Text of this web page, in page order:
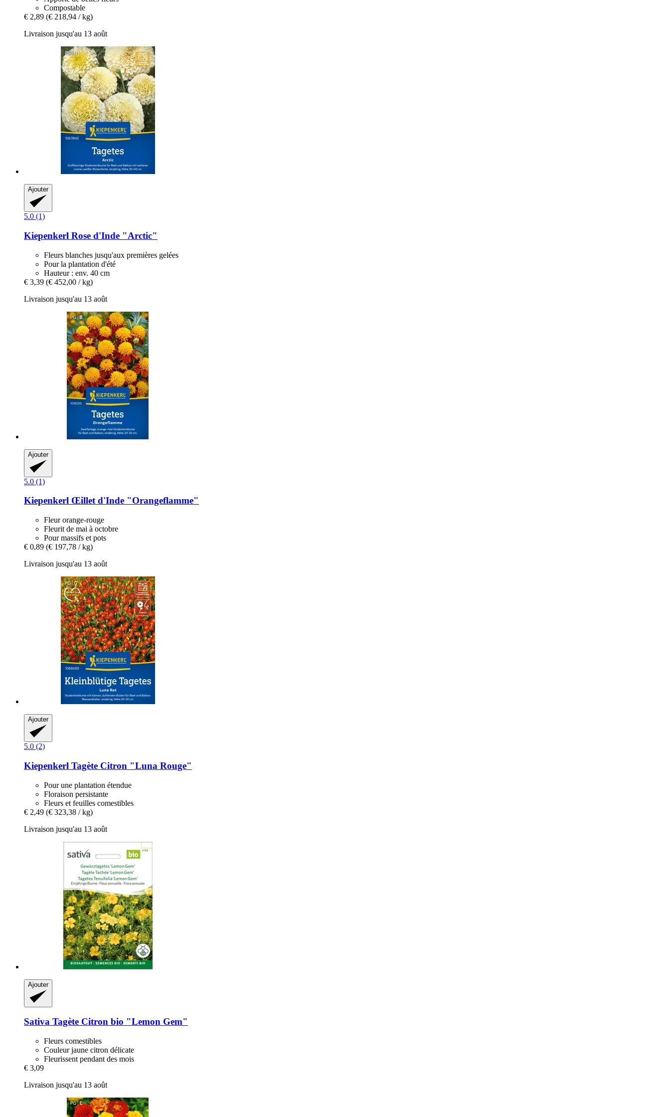
Compostable
€ 2,89 (€ 218,94 / kg)
Livraison jusqu'au 13 août
Ajouter
5.0 (1)
Kiepenkerl Rose d'Inde "Arctic"
Fleurs blanches jusqu'aux premières gelées
Pour la plantation d'été
Hauteur : env. 40 cm
€ 3,39 (€ 452,00 / kg)
Livraison jusqu'au 13 août
Ajouter
5.0 (1)
Kiepenkerl Œillet d'Inde "Orangeflamme"
Fleur orange-rouge
Fleurit de mai à octobre
Pour massifs et pots
€ 0,89 (€ 197,78 / kg)
Livraison jusqu'au 13 août
Ajouter
5.0 (2)
Kiepenkerl Tagète Citron "Luna Rouge"
Pour une plantation étendue
Floraison persistante
Fleurs et feuilles comestibles
€ 2,49 (€ 323,38 / kg)
Livraison jusqu'au 13 août
Ajouter
Sativa Tagète Citron bio "Lemon Gem"
Fleurs comestibles
Couleur jaune citron délicate
Fleurissent pendant des mois
€ 3,09
Livraison jusqu'au 13 août